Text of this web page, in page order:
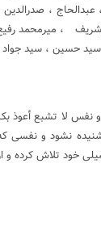
عبدالحاج ، صدرالدین
، میرمحمد
حسین ، سید جواد
و نفس لا تشبع أعوذ
شنیده نشود و نفسى
خود تلاش كرده و